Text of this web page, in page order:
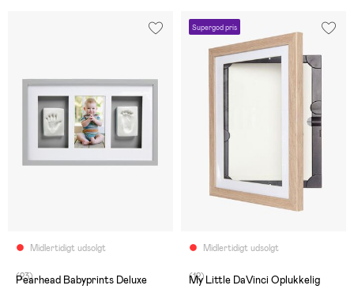
Midlertidigt udsolgt
(23)
Pearhead Babyprints Deluxe
Supergod pris
Midlertidigt udsolgt
(12)
My Little DaVinci Oplukkelig